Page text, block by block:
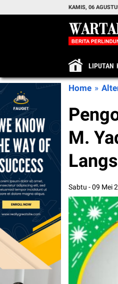
KAMIS, 06
LIPUTAN
Home »
M.
Sabtu - 09 Mei